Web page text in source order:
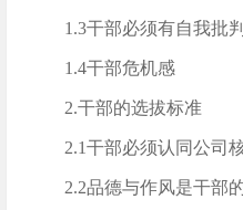
1.3干部必须有自我批
1.4干部危机感
2.干部的选拔标准
2.1干部必须认同公司
2.2品德与作风是干部